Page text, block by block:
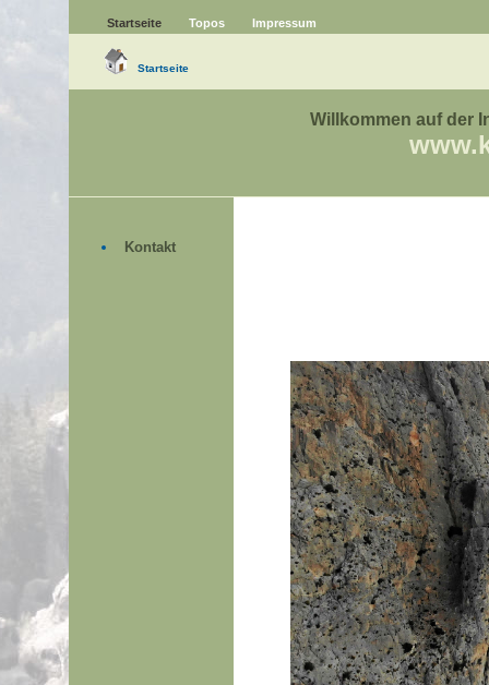
Startseite Topos Impressum
Startseite
Willkommen auf der
Kontakt